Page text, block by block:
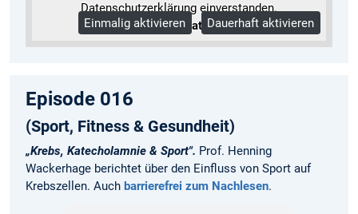
Datenschutzerklärung einverstanden.
Mehr Informationen
Einmalig aktivieren Dauerhaft aktivieren
Episode 016
(Sport, Fitness & Gesundheit)
„Krebs, Katecholamnie & Sport". Prof. Henning
Wackerhage berichtet über den Einfluss von Sport auf
Krebszellen. Auch barrierefrei zum Nachlesen.